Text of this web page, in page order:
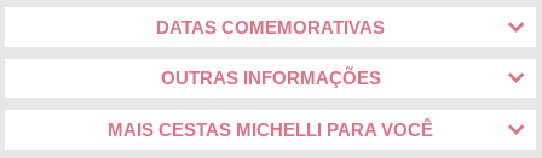
apostar nas cestas com chocolate da Cestas Michelli. H
combinações de bombons, barras de chocolate, brigadeiros,
pães de mel e bebidas que vão colocar um belo sorriso no
rosto da pessoa homenageada.
Dia do Primavera | Kits e flores exclusivas
DATAS COMEMORATIVAS
OUTRAS INFORMAÇÕES
MAIS CESTAS MICHELLI PARA VOCÊ